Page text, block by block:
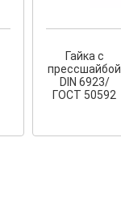
и фасадов.
Гайка с
прессшайбой
DIN 6923/
ГОСТ 50592